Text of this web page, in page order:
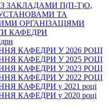
ЗАКЛАДАМИ П(П-Т)О,
ТА
ОРГАНІЗАЦІЯМИ
КАФЕДРИ
КАФЕДРИ У 2026 РОЦІ
КАФЕДРИ У 2025 РОЦІ
КАФЕДРИ У 2023 РОЦІ
КАФЕДРИ У 2022 РОЦІ
КАФЕДРИ у 2021 році
КАФЕДРИ у 2020 році